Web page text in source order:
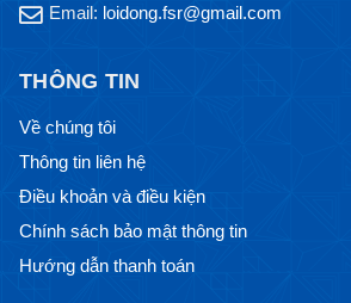
Email: loidong.fsr@gmail.com
THÔNG TIN
Về chúng tôi
Thông tin liên hệ
Điều khoản và điều kiện
Chính sách bảo mật thông tin
Hướng dẫn thanh toán